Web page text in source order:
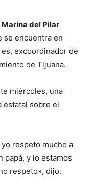
Marina del Pilar
se encuentra en
excoordinador de
de Tijuana.
miércoles, una
estatal sobre el
yo respeto mucho a
papá, y lo estamos
respeto», dijo.